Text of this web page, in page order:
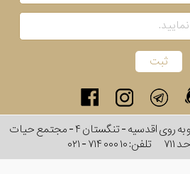
آدرس: تهران - خ پاسداران - رو به روی اقدسیه - تنگستان ۴ - مجتمع حیات
تلفن:۰۲۱ - ۷۱۴ ۰۰۰ ۱۰